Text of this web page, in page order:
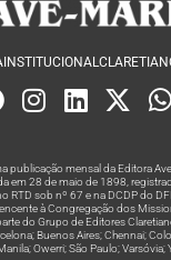
INSTITUCIONAL
publicação mensal da Editora
em 28 de maio de 1898,
RTD sob nº 67 e na DCDP do
à Congregação dos
do Grupo de Editores
Buenos Aires; Chennai;
Owerri; São Paulo; Varsóvia;